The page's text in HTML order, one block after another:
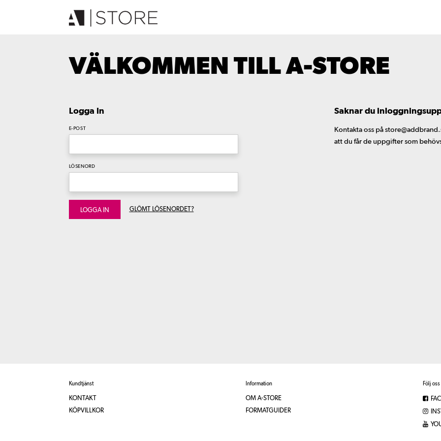
VÄLKOMMEN TILL A-STORE
Logga In
E-POST
LÖSENORD
LOGGA IN GLÖMT LÖSENORDET?
Saknar du
Kontakta oss på
att du får de uppgifter som
Kundtjänst
KONTAKT
KÖPVILLKOR
Information
OM A-STORE
FORMATGUIDER
Följ oss